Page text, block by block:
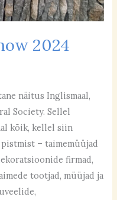
2024
näitus Inglismaal,
Society. Sellel
kõik, kellel siin
– taimemüüjad
firmad,
tootjad, müüjad ja